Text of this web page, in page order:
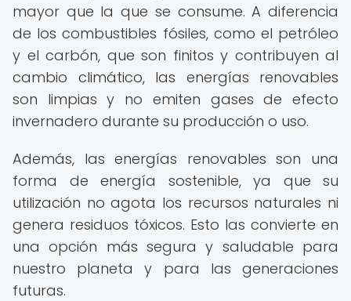
mayor que la que se consume. A diferencia
de los combustibles fósiles, como el petróleo
y el carbón, que son finitos y contribuyen al
cambio climático, las energías renovables
son limpias y no emiten gases de efecto
invernadero durante su producción o uso.
Además, las energías renovables son una
forma de energía sostenible, ya que su
utilización no agota los recursos naturales ni
genera residuos tóxicos. Esto las convierte en
una opción más segura y saludable para
nuestro planeta y para las generaciones
futuras.